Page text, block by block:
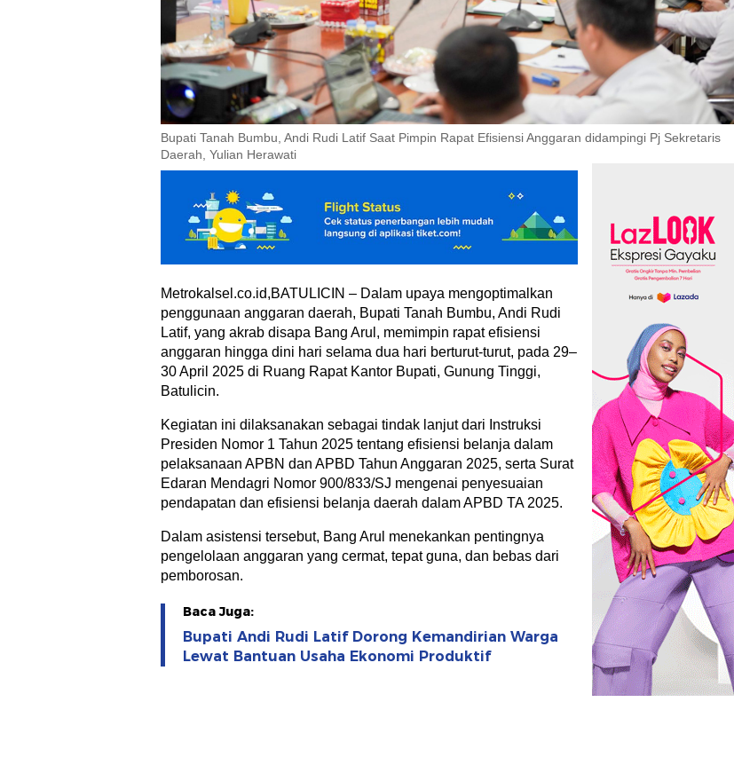
Bupati Tanah Bumbu, Andi Rudi Latif Saat Pimpin Rapat Efisiensi Anggaran didampingi Pj Sekretaris
Daerah, Yulian Herawati
Metrokalsel.co.id,BATULICIN – Dalam upaya mengoptimalkan
penggunaan anggaran daerah, Bupati Tanah Bumbu, Andi Rudi
Latif, yang akrab disapa Bang Arul, memimpin rapat efisiensi
anggaran hingga dini hari selama dua hari berturut-turut, pada 29–
30 April 2025 di Ruang Rapat Kantor Bupati, Gunung Tinggi,
Batulicin.
Kegiatan ini dilaksanakan sebagai tindak lanjut dari Instruksi
Presiden Nomor 1 Tahun 2025 tentang efisiensi belanja dalam
pelaksanaan APBN dan APBD Tahun Anggaran 2025, serta Surat
Edaran Mendagri Nomor 900/833/SJ mengenai penyesuaian
pendapatan dan efisiensi belanja daerah dalam APBD TA 2025.
Dalam asistensi tersebut, Bang Arul menekankan pentingnya
pengelolaan anggaran yang cermat, tepat guna, dan bebas dari
pemborosan.
Baca Juga:
Bupati Andi Rudi Latif Dorong Kemandirian Warga
Lewat Bantuan Usaha Ekonomi Produktif